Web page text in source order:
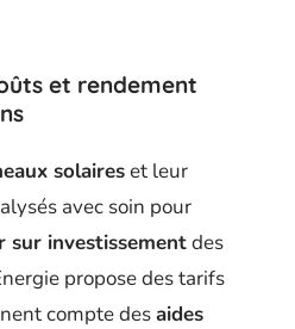
et rendement
solaireset leur
avec soin pour
sur investissementdes
propose des tarifs
compte desaides